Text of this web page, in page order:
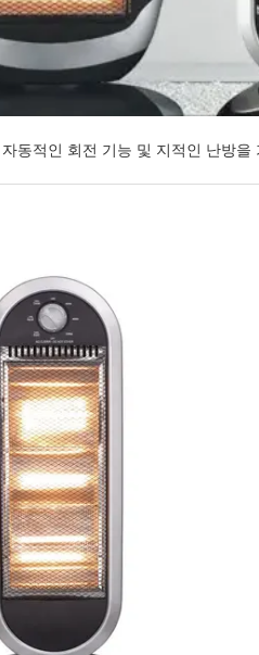
동적인 회전 기능 및 지적인 난방을